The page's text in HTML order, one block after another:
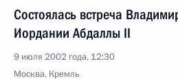
Состоялась встреча
Иордании Абдаллы II
9 июля 2002 года, 12:30
Москва, Кремль